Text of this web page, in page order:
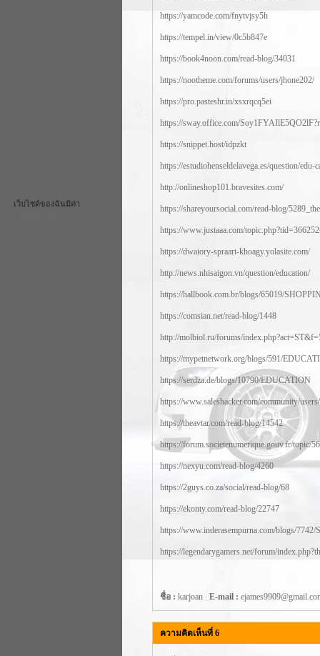
เว็บไซด์ของฉันมีค่า
https://yamcode.com/fnytvjsy5h
https://tempel.in/view/0c5b847e
https://book4noon.com/read-blog/34031
https://nootheme.com/forums/users/jhone202/
https://pro.pasteshr.in/xsxrqcq5ei
https://sway.office.com/
https://snippet.host/idpzkt
https://estudiohenseldelavega.es/question/edu-
http://onlineshop101.bravesites.com/
https://shareyoursocial.com/read-blog/
https://www.justaaa.com/
https://dwaiory-spraart-khoagy.yolasite.com/
http://news.nhisaigon.vn/question/education/
https://hallbook.com.br/blogs/65019/
https://comsian.net/read-blog/1448
http://molbiol.ru/forums/
https://mypetnetwork.org/blogs/591/
https://serdza.de/blogs/10790/EDUCATION
https://www.saleshacker.com/community/
https://theavtar.com/read-blog/14542
https://forum.societenumerique.gouv.fr/topic/
https://nexyu.com/read-blog/4260
https://2guys.co.za/social/read-blog/68
https://ekonty.com/read-blog/22747
https://www.inderasempurna.com/blogs/7742/
https://legendarygamers.net/forum/
ชื่อ : karjoan E-mail :
ความคิดเห็นที่ 6